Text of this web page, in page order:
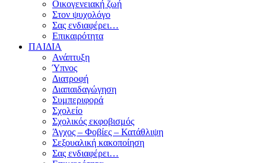
Οικογενειακή ζωή
Στον ψυχολόγο
Σας ενδιαφέρει…
Επικαιρότητα
ΠΑΙΔΙΑ
Ανάπτυξη
Ύπνος
Διατροφή
Διαπαιδαγώγηση
Συμπεριφορά
Σχολείο
Σχολικός εκφοβισμός
Άγχος – Φοβίες – Κατάθλιψη
Σεξουαλική κακοποίηση
Σας ενδιαφέρει…